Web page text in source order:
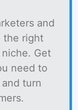
and
the right
Get
need to
turn